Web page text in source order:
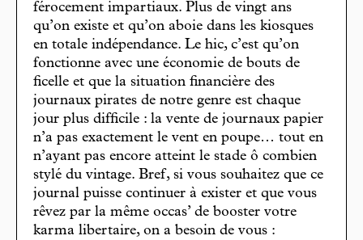
férocement impartiaux. Plus de vingt ans
qu’on existe et qu’on aboie dans les kiosques
en totale indépendance. Le hic, c’est qu’on
fonctionne avec une économie de bouts de
ficelle et que la situation financière des
journaux pirates de notre genre est chaque
jour plus difficile : la vente de journaux papier
n’a pas exactement le vent en poupe… tout en
n’ayant pas encore atteint le stade ô combien
stylé du vintage. Bref, si vous souhaitez que ce
journal puisse continuer à exister et que vous
rêvez par la même occas’ de booster votre
karma libertaire, on a besoin de vous :